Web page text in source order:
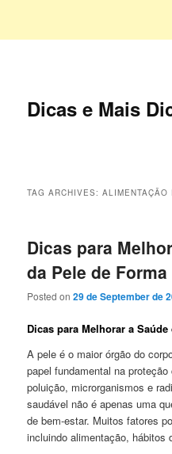
Dicas e Mais
TAG ARCHIVES:ALIMENTAÇÃO
Dicas para
da Pele de
Posted on29 de September de
Dicas para Melhorar a
A pele é o maior órgão do
papel fundamental na
poluição, microrganismos e
saudável não é apenas uma
de bem-estar. Muitos fatores
incluindo alimentação,